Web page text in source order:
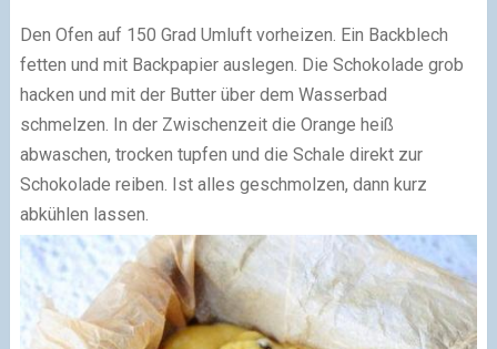
Den Ofen auf 150 Grad Umluft vorheizen. Ein Backblech
fetten und mit Backpapier auslegen. Die Schokolade grob
hacken und mit der Butter über dem Wasserbad
schmelzen. In der Zwischenzeit die Orange heiß
abwaschen, trocken tupfen und die Schale direkt zur
Schokolade reiben. Ist alles geschmolzen, dann kurz
abkühlen lassen.